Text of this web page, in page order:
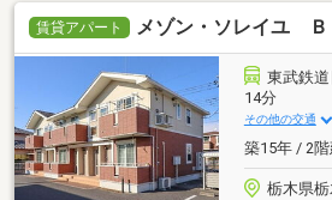
賃貸アパート メゾン・ソレイユ Ｂ
東武鉄
14分
その他の交通
築15年 / 2階
栃木県